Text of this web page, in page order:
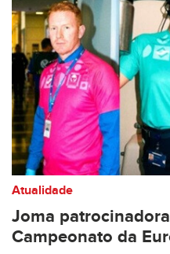
Atualidade
Joma
Campeonato da